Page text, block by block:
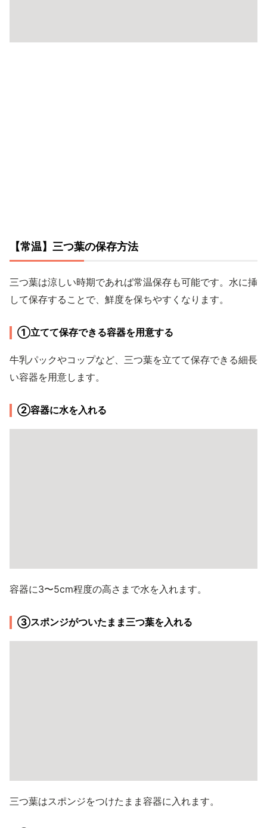
【常温】三つ葉の保存方法
三つ葉は涼しい時期であれば常温保存も可能です。水に挿
して保存することで、鮮度を保ちやすくなります。
①立てて保存できる容器を用意する
牛乳パックやコップなど、三つ葉を立てて保存できる細長
い容器を用意します。
②容器に水を入れる
容器に3〜5cm程度の高さまで水を入れます。
③スポンジがついたまま三つ葉を入れる
三つ葉はスポンジをつけたまま容器に入れます。